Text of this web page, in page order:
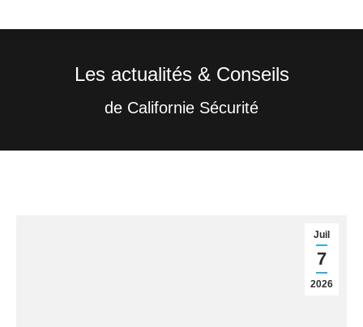
Les actualités & Conseils
de Californie Sécurité
Juil
7
2026